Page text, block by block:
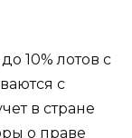
10% лотов с
с
в стране
о праве